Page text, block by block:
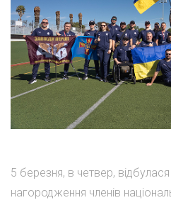
5 березня, в четвер,
нагородження членів